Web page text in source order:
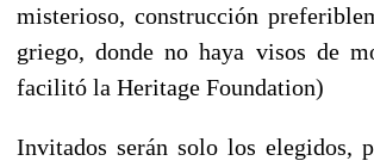
misterioso, construcción
griego, donde no haya visos de
facilitó la Heritage Foundation)
Invitados serán solo los elegidos,